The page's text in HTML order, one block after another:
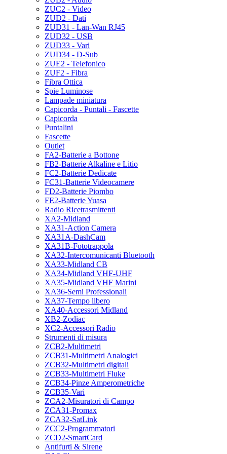
ZUC2 - Video
ZUD2 - Dati
ZUD31 - Lan-Wan RJ45
ZUD32 - USB
ZUD33 - Vari
ZUD34 - D-Sub
ZUE2 - Telefonico
ZUF2 - Fibra
Fibra Ottica
Spie Luminose
Lampade miniatura
Capicorda - Puntali - Fascette
Capicorda
Puntalini
Fascette
Outlet
FA2-Batterie a Bottone
FB2-Batterie Alkaline e Litio
FC2-Batterie Dedicate
FC31-Batterie Videocamere
FD2-Batterie Piombo
FE2-Batterie Yuasa
Radio Ricetrasmittenti
XA2-Midland
XA31-Action Camera
XA31A-DashCam
XA31B-Fototrappola
XA32-Intercomunicanti Bluetooth
XA33-Midland CB
XA34-Midland VHF-UHF
XA35-Midland VHF Marini
XA36-Semi Professionali
XA37-Tempo libero
XA40-Accessori Midland
XB2-Zodiac
XC2-Accessori Radio
Strumenti di misura
ZCB2-Multimetri
ZCB31-Multimetri Analogici
ZCB32-Multimetri digitali
ZCB33-Multimetri Fluke
ZCB34-Pinze Amperometriche
ZCB35-Vari
ZCA2-Misuratori di Campo
ZCA31-Promax
ZCA32-SatLink
ZCC2-Programmatori
ZCD2-SmartCard
Antifurti & Sirene